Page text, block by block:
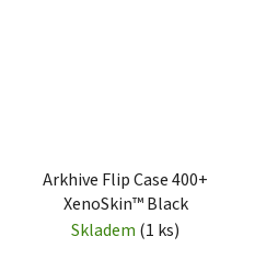
Arkhive Flip Case 400+
XenoSkin™ Black
Skladem (1 ks)